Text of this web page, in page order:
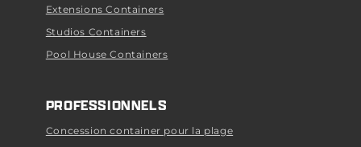
Extensions Containers
Studios Containers
Pool House Containers
PROFESSIONNELS
Concession container pour la plage